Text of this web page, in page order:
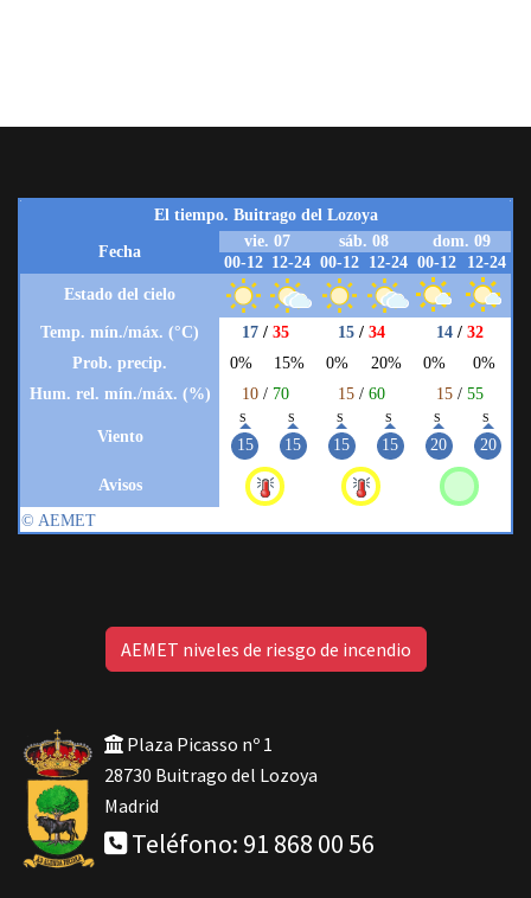
AEMET niveles de riesgo de incendio
Plaza Picasso nº 1
28730 Buitrago del Lozoya
Madrid
Teléfono: 91 868 00 56